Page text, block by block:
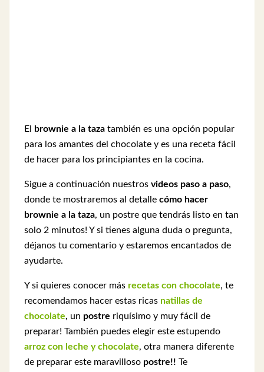
El brownie a la taza también es una opción popular
para los amantes del chocolate y es una receta fácil
de hacer para los principiantes en la cocina.
Sigue a continuación nuestros videos paso a paso,
donde te mostraremos al detalle cómo hacer
brownie a la taza, un postre que tendrás listo en tan
solo 2 minutos! Y si tienes alguna duda o pregunta,
déjanos tu comentario y estaremos encantados de
ayudarte.
Y si quieres conocer más recetas con chocolate, te
recomendamos hacer estas ricas natillas de
chocolate, un postre riquísimo y muy fácil de
preparar! También puedes elegir este estupendo
arroz con leche y chocolate, otra manera diferente
de preparar este maravilloso postre!! Te